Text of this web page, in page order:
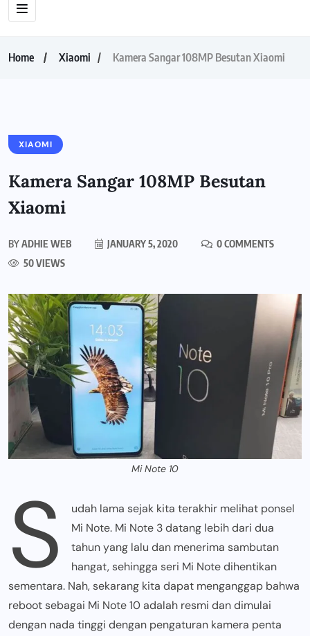
Home Xiaomi Kamera Sangar 108MP Besutan Xiaomi
XIAOMI
Kamera Sangar 108MP Besutan
Xiaomi
BYADHIE WEB JANUARY 5, 2020
0 COMMENTS
50 VIEWS
Mi Note 10
S
udah lama sejak kita terakhir melihat ponsel
Mi Note. Mi Note 3 datang lebih dari dua
tahun yang lalu dan menerima sambutan
hangat, sehingga seri Mi Note dihentikan
sementara. Nah, sekarang kita dapat menganggap bahwa
reboot sebagai Mi Note 10 adalah resmi dan dimulai
dengan nada tinggi dengan pengaturan kamera penta